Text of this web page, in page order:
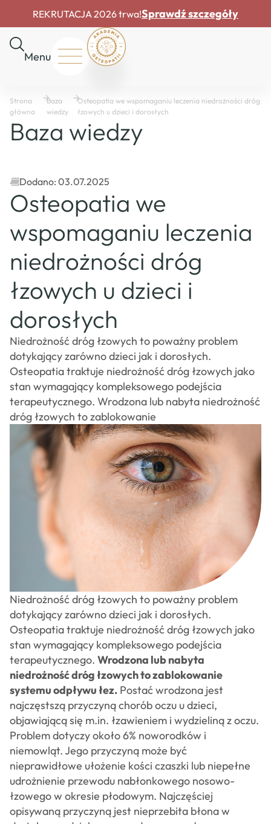
REKRUTACJA 2026 trwa!Sprawdź szczegóły
O
Rekrutacja
Dofinansowania
Master
Course
Baza
wiedzy
Mapa
osteopatów
CSAO
Sklep
Kontakt
Menu
Strona
główna
Baza
wiedzy
Osteopatia we wspomaganiu leczenia niedrożności dróg
łzowych u dzieci i dorosłych
Baza wiedzy
Dodano: 03.07.2025
Osteopatia we
wspomaganiu leczenia
niedrożności dróg
łzowych u dzieci i
dorosłych
Niedrożność dróg łzowych to poważny problem
dotykający zarówno dzieci jak i dorosłych.
Osteopatia traktuje niedrożność dróg łzowych jako
stan wymagający kompleksowego podejścia
terapeutycznego. Wrodzona lub nabyta niedrożność
dróg łzowych to zablokowanie
Niedrożność dróg łzowych to poważny problem
dotykający zarówno dzieci jak i dorosłych.
Osteopatia traktuje niedrożność dróg łzowych jako
stan wymagający kompleksowego podejścia
terapeutycznego. Wrodzona lub nabyta
niedrożność dróg łzowych to zablokowanie
systemu odpływu łez. Postać wrodzona jest
najczęstszą przyczyną chorób oczu u dzieci,
objawiającą się m.in. łzawieniem i wydzieliną z oczu.
Problem dotyczy około 6% noworodków i
niemowląt. Jego przyczyną może być
nieprawidłowe ułożenie kości czaszki lub niepełne
udrożnienie przewodu nabłonkowego nosowo-
łzowego w okresie płodowym. Najczęściej
opisywaną przyczyną jest nieprzebita błona w